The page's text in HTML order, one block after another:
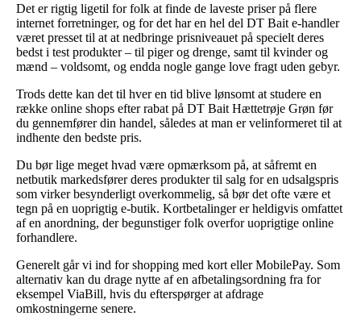
Det er rigtig ligetil for folk at finde de laveste priser på flere
internet forretninger, og for det har en hel del DT Bait e-handler
været presset til at at nedbringe prisniveauet på specielt deres
bedst i test produkter – til piger og drenge, samt til kvinder og
mænd – voldsomt, og endda nogle gange love fragt uden gebyr.
Trods dette kan det til hver en tid blive lønsomt at studere en
række online shops efter rabat på DT Bait Hættetrøje Grøn før
du gennemfører din handel, således at man er velinformeret til at
indhente den bedste pris.
Du bør lige meget hvad være opmærksom på, at såfremt en
netbutik markedsfører deres produkter til salg for en udsalgspris
som virker besynderligt overkommelig, så bør det ofte være et
tegn på en uoprigtig e-butik. Kortbetalinger er heldigvis omfattet
af en anordning, der begunstiger folk overfor uoprigtige online
forhandlere.
Generelt går vi ind for shopping med kort eller MobilePay. Som
alternativ kan du drage nytte af en afbetalingsordning fra for
eksempel ViaBill, hvis du efterspørger at afdrage
omkostningerne senere.